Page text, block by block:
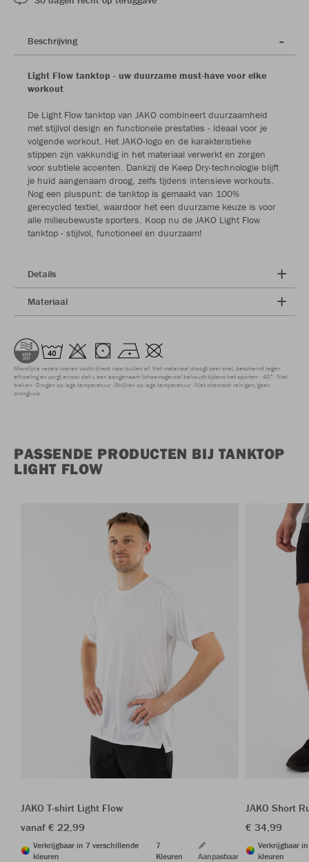
Beschrijving
Light Flow tanktop - uw duurzame must-have voor elke
workout
De Light Flow tanktop van JAKO combineert duurzaamheid
met stijlvol design en functionele prestaties - ideaal voor je
volgende workout. Het JAKO-logo en de karakteristieke
stippen zijn vakkundig in het materiaal verwerkt en zorgen
voor subtiele accenten. Dankzij de Keep Dry-technologie blijft
je huid aangenaam droog, zelfs tijdens intensieve workouts.
Nog een pluspunt: de tanktop is gemaakt van 100%
gerecycled textiel, waardoor het een duurzame keuze is voor
alle milieubewuste sporters. Koop nu de JAKO Light Flow
tanktop - stijlvol, functioneel en duurzaam!
Details
Materiaal
Microfijne vezels voeren vocht direct naar buiten af. Het materiaal droogt zeer snel, beschermt tegen
afkoeling en zorgt ervoor dat u een aangenaam lichaamsgevoel behoudt tijdens het sporten. 40° Niet
bleken Drogen op lage temperatuur Strijken op lage temperatuur Niet chemisch reinigen/geen
droogkuis
PASSENDE PRODUCTEN BIJ TANKTOP
LIGHT FLOW
JAKO T-shirt Light Flow
vanaf € 22,99
Verkrijgbaar in 7 verschillende
kleuren
7
Kleuren
Aanpasbaar
JAKO Short
€ 34,99
Verkrijgbaar
kleuren